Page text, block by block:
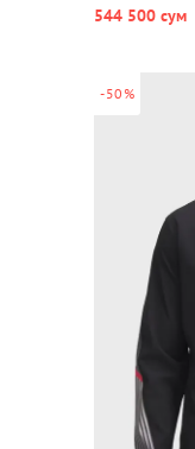
544 500 сум
-50%